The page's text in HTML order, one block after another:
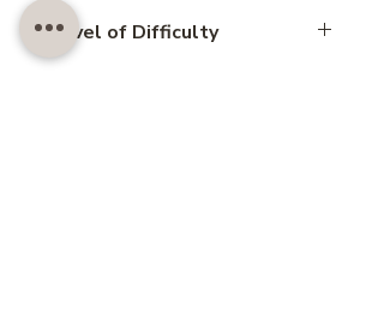
3.45 hours
Level of Difficulty